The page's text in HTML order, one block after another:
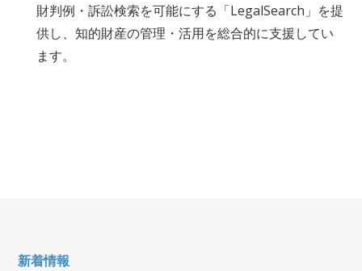
財判例・訴訟検索を可能にする「LegalSearch」を提
供し、知的財産の管理・活用を総合的に支援してい
ます。
新着情報